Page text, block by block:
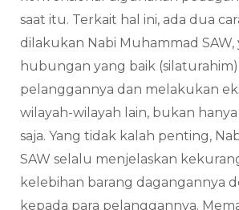
saat itu. Terkait hal ini, ada dua
dilakukan Nabi Muhammad
hubungan yang baik
pelanggannya dan melakukan
wilayah-wilayah lain, bukan
saja. Yang tidak kalah penting,
SAW selalu menjelaskan
kelebihan barang dagangannya
kepada para pelanggannya.